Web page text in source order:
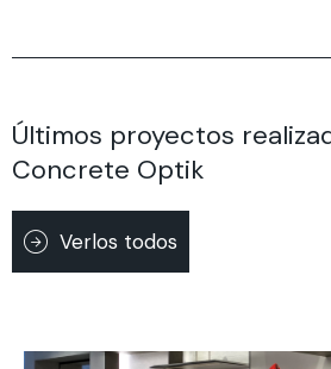
Últimos proyectos
Concrete Optik
Verlos todos